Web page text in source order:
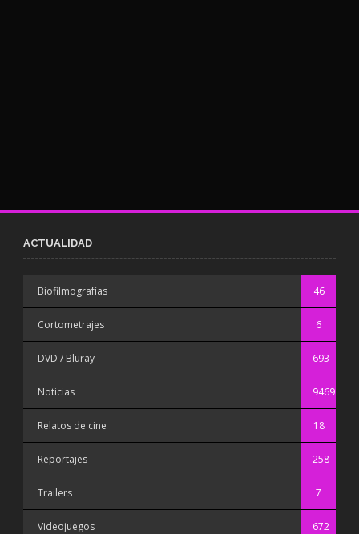
ACTUALIDAD
Biofilmografías 46
Cortometrajes 6
DVD / Bluray 693
Noticias 9469
Relatos de cine 18
Reportajes 258
Trailers 7
Videojuegos 672